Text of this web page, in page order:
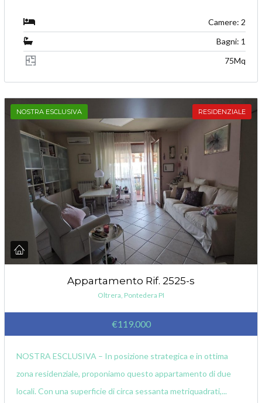
Camere: 2
Bagni: 1
75Mq
NOSTRA ESCLUSIVA RESIDENZIALE
Appartamento Rif. 2525-s
Oltrera, Pontedera PI
€119.000
NOSTRA ESCLUSIVA – In posizione strategica e in ottima
zona residenziale, proponiamo questo appartamento di due
locali. Con una superficie di circa sessanta metriquadrati,...